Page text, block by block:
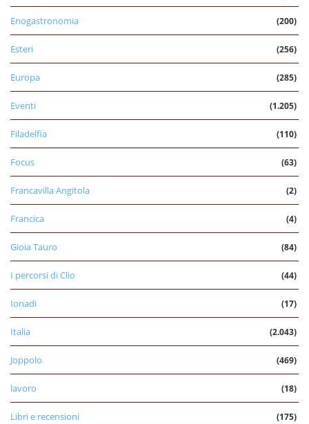
Enogastronomia (200)
Esteri (256)
Europa (285)
Eventi (1.205)
Filadelfia (110)
Focus (63)
Francavilla Angitola (2)
Francica (4)
Gioia Tauro (84)
I percorsi di Clio (44)
Ionadi (17)
Italia (2.043)
Joppolo (469)
lavoro (18)
Libri e recensioni (175)